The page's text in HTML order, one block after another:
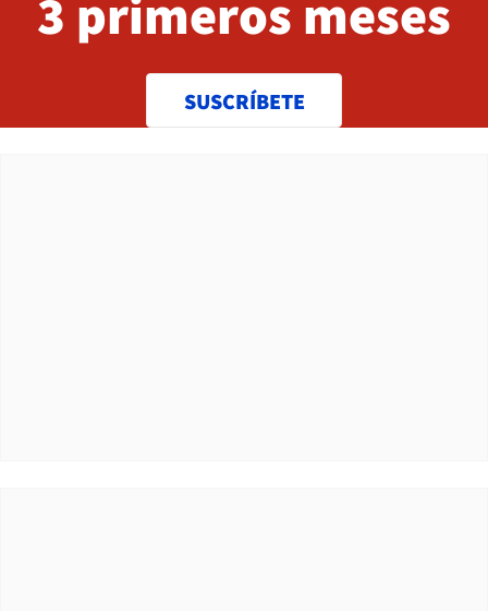
3 primeros meses
SUSCRÍBETE